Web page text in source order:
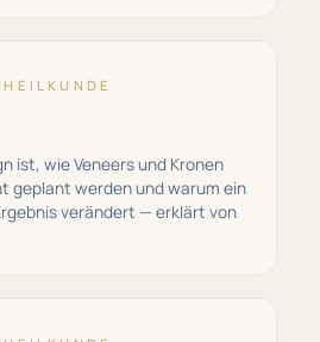
ist, wie Veneers und Kronen
geplant werden und warum ein
verändert — erklärt von